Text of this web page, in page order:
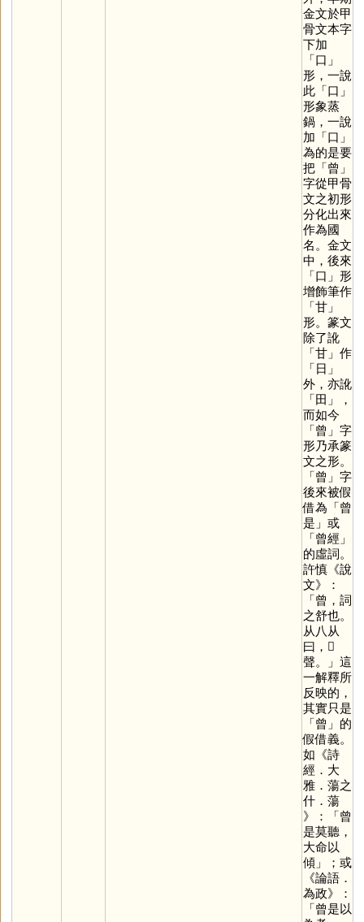
金文於甲
骨文本字
下加
「口 」
形，一說
此「口 」
形象蒸
鍋，一說
加「口 」
為的是要
把「曾 」
字從甲骨
文之初形
分化出來
作為國
名。金文
中，後來
「口 」形
增飾筆作
「甘」
形。篆文
除了訛
「甘」作
「日 」
外，亦訛
「田 」，
而如今
「曾 」字
形乃承篆
文之形。
「曾 」字
後來被假
借為「曾
是」或
「曾經」
的虛詞。
許慎《說
文》：
「曾，詞
之舒也。
从八从
曰，𡆧
聲。」這
一解釋所
反映的，
其實只是
「曾 」的
假借義。
如《詩
經．大
雅．蕩之
什．蕩
》：「曾
是莫聽，
大命以
傾」；或
《論語．
為政》：
「曾是以